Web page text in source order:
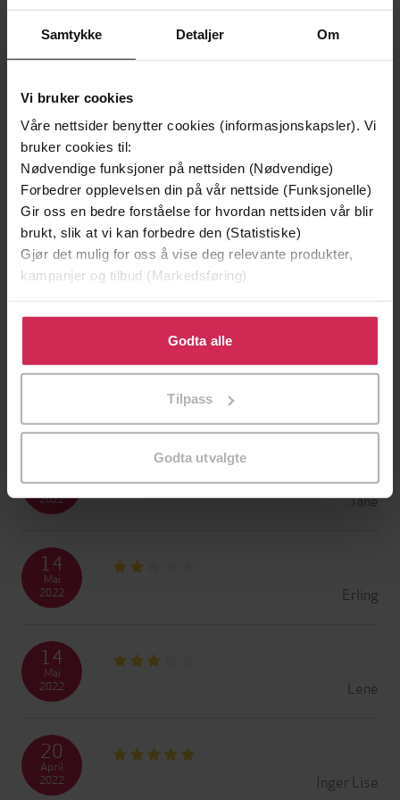
Samtykke Detaljer Om
Vi bruker cookies
Våre nettsider benytter cookies (informasjonskapsler). Vi
bruker cookies til:
Nødvendige funksjoner på nettsiden (Nødvendige)
Forbedrer opplevelsen din på vår nettside (Funksjonelle)
Gir oss en bedre forståelse for hvordan nettsiden vår blir
brukt, slik at vi kan forbedre den (Statistiske)
Gjør det mulig for oss å vise deg relevante produkter,
kampanjer og tilbud (Markedsføring)
Klikk på «Godta alle» for å gi oss ditt samtykke til å
bruke cookies for alle disse formålene. Du kan også
tilpasse ditt samtykke til spesifikke formål ved å klikke
Godta alle
Tilpass
Godta utvalgte
Oktober
2022
Lars-Petter
07
2022
Monica
23
2022
Karianne
19
19
Jane
Mai
2022
Erling
14
Mai
2022
Lene
14
Mai
2022
Inger Lise
20
April
2022